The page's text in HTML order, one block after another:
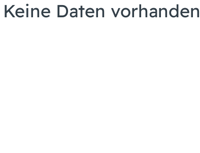
Keine Daten vorhanden